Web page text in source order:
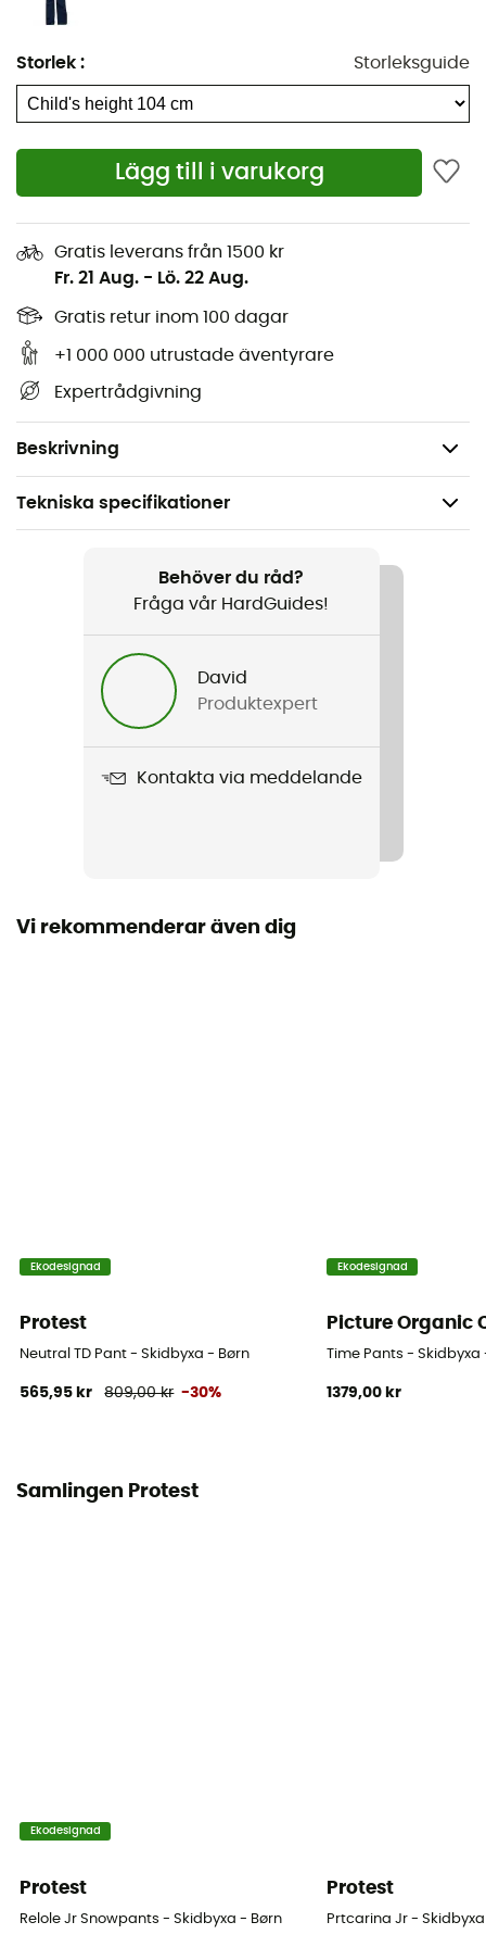
Storlek : Storleksguide
Lägg till i varukorg
Gratis leverans från 1500 kr
Fr. 21 Aug. - Lö. 22 Aug.
Gratis retur inom 100 dagar
+1 000 000 utrustade äventyrare
Expertrådgivning
Beskrivning
skidåkningstillfällen
Du kommer att uppskatta den justerbara midjan med
kardborrestängning som gör det möjligt för ditt barn att
åka skidor bekvämt ipudersnö.
De livliga färgerna kan lätt matchas med mjukare
Stil och teknik i backarna!
Egenskaper
Förseglade sömmar
Andningsförmåga: 10 000g/m2/24h
Tekniska specifikationer
Produktnamn
Jackie Snowpants
Behöver du råd?
Fråga vår HardGuides!
David
Produktexpert
Kontakta via meddelande
Vi rekommenderar även dig
Ekodesignad
Protest
Neutral TD Pant - Skidbyxa - Børn
565,95 kr 809,00 kr -30%
Ekodesignad
Picture Organic
Time Pants - Skidbyxa
1379,00 kr
Samlingen Protest
Ekodesignad
Protest
Relole Jr Snowpants - Skidbyxa - Børn
Protest
Prtcarina Jr -